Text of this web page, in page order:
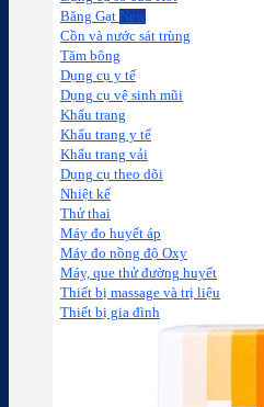
Băng Gạt
Cồn và nước sát trùng
Tăm bông
Dụng cụ y tế
Dụng cụ vệ sinh mũi
Khẩu trang
Khẩu trang y tế
Khẩu trang vải
Dụng cụ theo dõi
Nhiệt kế
Thử thai
Máy đo huyết áp
Máy đo nồng độ Oxy
Máy, que thử đường huyết
Thiết bị massage và trị liệu
Thiết bị gia đình